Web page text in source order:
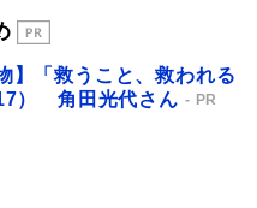
】「救うこと、救われる
） 角田光代さん
PR